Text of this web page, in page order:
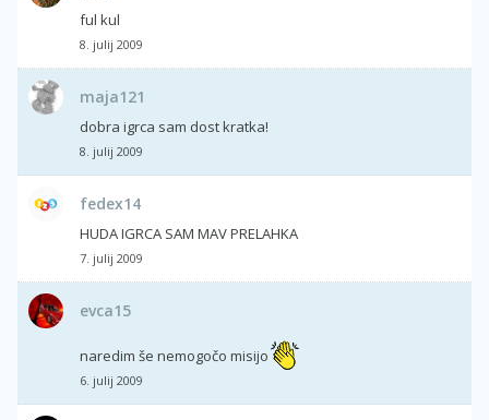
ful kul
8. julij 2009
maja121
dobra igrca sam dost kratka!
8. julij 2009
fedex14
HUDA IGRCA SAM MAV PRELAHKA
7. julij 2009
evca15
naredim še nemogočo misijo
6. julij 2009